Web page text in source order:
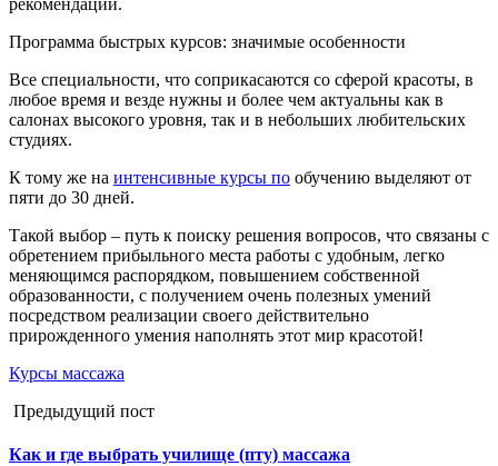
рекомендаций.
Программа быстрых курсов: значимые особенности
Все специальности, что соприкасаются со сферой красоты, в
любое время и везде нужны и более чем актуальны как в
салонах высокого уровня, так и в небольших любительских
студиях.
К тому же на интенсивные курсы по обучению выделяют от
пяти до 30 дней.
Такой выбор – путь к поиску решения вопросов, что связаны с
обретением прибыльного места работы с удобным, легко
меняющимся распорядком, повышением собственной
образованности, с получением очень полезных умений
посредством реализации своего действительно
прирожденного умения наполнять этот мир красотой!
Курсы массажа
Предыдущий пост
Как и где выбрать училище (пту) массажа